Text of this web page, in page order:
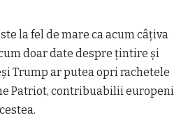
la fel de mare ca acum câțiva
doar date despre țintire și
Trump ar putea opri rachetele
Patriot, contribuabilii europeni